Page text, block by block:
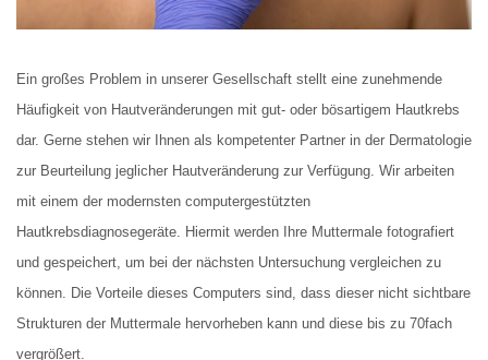
Ein großes Problem in unserer Gesellschaft stellt eine zunehmende
Häufigkeit von Hautveränderungen mit gut- oder bösartigem Hautkrebs
dar. Gerne stehen wir Ihnen als kompetenter Partner in der Dermatologie
zur Beurteilung jeglicher Hautveränderung zur Verfügung. Wir arbeiten
mit einem der modernsten computergestützten
Hautkrebsdiagnosegeräte. Hiermit werden Ihre Muttermale fotografiert
und gespeichert, um bei der nächsten Untersuchung vergleichen zu
können. Die Vorteile dieses Computers sind, dass dieser nicht sichtbare
Strukturen der Muttermale hervorheben kann und diese bis zu 70fach
vergrößert.